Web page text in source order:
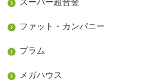
ファット・カンパニー
プラム
メガハウス